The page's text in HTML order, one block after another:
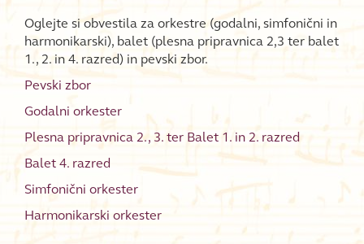
Oglejte si obvestila za orkestre (godalni, simfonični in
harmonikarski), balet (plesna pripravnica 2,3 ter balet
1., 2. in 4. razred) in pevski zbor.
Pevski zbor
Godalni orkester
Plesna pripravnica 2., 3. ter Balet 1. in 2. razred
Balet 4. razred
Simfonični orkester
Harmonikarski orkester